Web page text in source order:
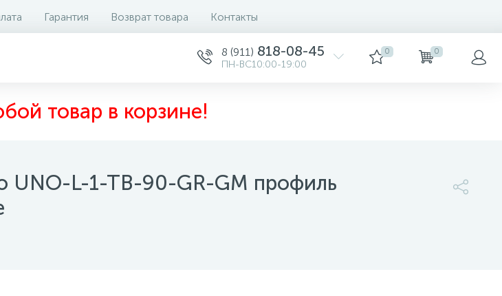
Гарантия Возврат товара Контакты
8 (911) 818-08-45
ПН-ВС10:00-19:00
0 0
товар в корзине!
UNO-L-1-TB-90-GR-GM профиль
Файлы и документы 1 Отзывы